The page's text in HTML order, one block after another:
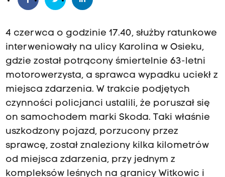
4 czerwca o godzinie 17.40, służby ratunkowe
interweniowały na ulicy Karolina w Osieku,
gdzie został potrącony śmiertelnie 63-letni
motorowerzysta, a sprawca wypadku uciekł z
miejsca zdarzenia. W trakcie podjętych
czynności policjanci ustalili, że poruszał się
on samochodem marki Skoda. Taki właśnie
uszkodzony pojazd, porzucony przez
sprawcę, został znaleziony kilka kilometrów
od miejsca zdarzenia, przy jednym z
kompleksów leśnych na granicy Witkowic i